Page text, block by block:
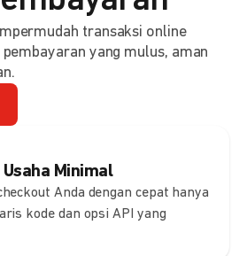
Usaha Minimal
Anda dengan cepat hanya
kode dan opsi API yang
transaksi online
yang mulus, aman